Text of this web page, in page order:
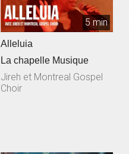
5 min
Alleluia
La chapelle Musique
Jireh et Montreal Gospel
Choir